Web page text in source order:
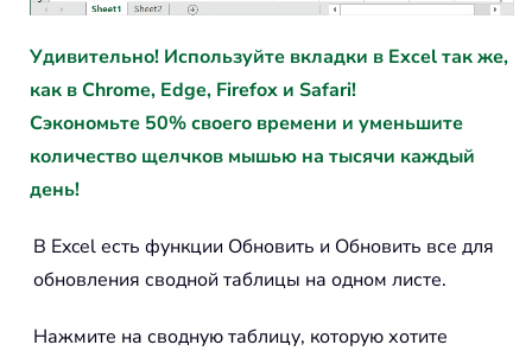
Удивительно! Используйте вкладки в Excel так же,
как в Chrome, Edge, Firefox и Safari!
Сэкономьте 50% своего времени и уменьшите
количество щелчков мышью на тысячи каждый
день!
В Excel есть функции Обновить и Обновить все для
обновления сводной таблицы на одном листе.
Нажмите на сводную таблицу, которую хотите